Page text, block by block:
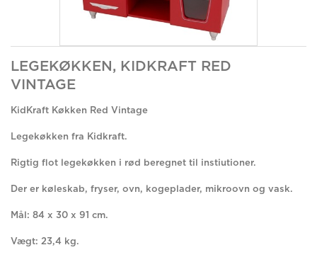
LEGEKØKKEN, KIDKRAFT RED
VINTAGE
KidKraft Køkken Red Vintage
Legekøkken fra Kidkraft.
Rigtig flot legekøkken i rød beregnet til instiutioner.
Der er køleskab, fryser, ovn, kogeplader, mikroovn og vask.
Mål: 84 x 30 x 91 cm.
Vægt: 23,4 kg.